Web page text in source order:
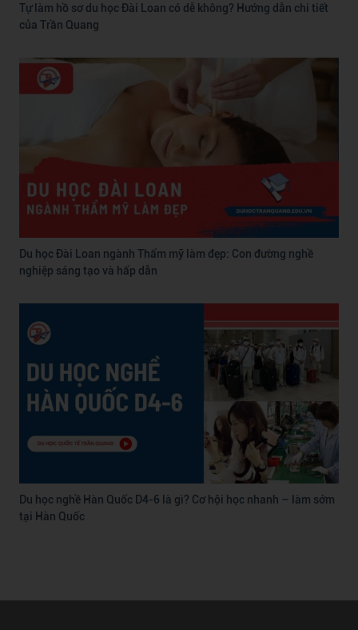
Tự làm hồ sơ du học Đài Loan có dễ không? Hướng dẫn chi tiết
của Trần Quang
Du học Đài Loan ngành Thẩm mỹ làm đẹp: Con đường nghề
nghiệp sáng tạo và hấp dẫn
Du học nghề Hàn Quốc D4-6 là gì? Cơ hội học nhanh – làm sớm
tại Hàn Quốc